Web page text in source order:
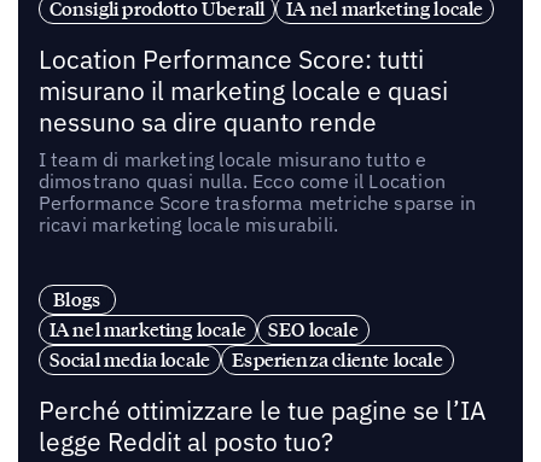
Consigli prodotto Uberall
IA nel marketing locale
Location Performance Score: tutti
misurano il marketing locale e quasi
nessuno sa dire quanto rende
I team di marketing locale misurano tutto e
dimostrano quasi nulla. Ecco come il Location
Performance Score trasforma metriche sparse in
ricavi marketing locale misurabili.
Blogs
IA nel marketing locale
SEO locale
Social media locale
Esperienza cliente locale
Perché ottimizzare le tue pagine se l’IA
legge Reddit al posto tuo?